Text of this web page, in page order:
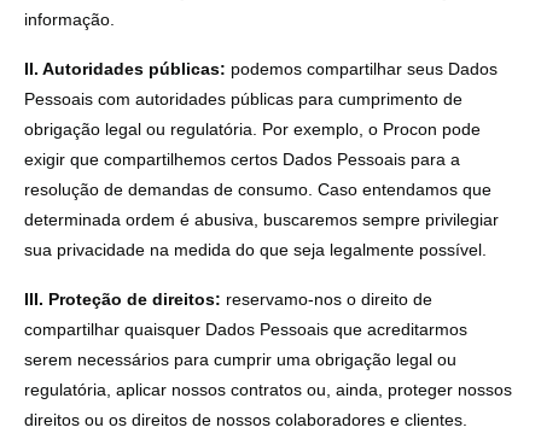
informação.
II. Autoridades públicas: podemos compartilhar seus Dados
Pessoais com autoridades públicas para cumprimento de
obrigação legal ou regulatória. Por exemplo, o Procon pode
exigir que compartilhemos certos Dados Pessoais para a
resolução de demandas de consumo. Caso entendamos que
determinada ordem é abusiva, buscaremos sempre privilegiar
sua privacidade na medida do que seja legalmente possível.
III. Proteção de direitos: reservamo-nos o direito de
compartilhar quaisquer Dados Pessoais que acreditarmos
serem necessários para cumprir uma obrigação legal ou
regulatória, aplicar nossos contratos ou, ainda, proteger nossos
direitos ou os direitos de nossos colaboradores e clientes.